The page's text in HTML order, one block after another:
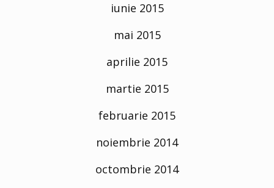
iunie 2015
mai 2015
aprilie 2015
martie 2015
februarie 2015
noiembrie 2014
octombrie 2014